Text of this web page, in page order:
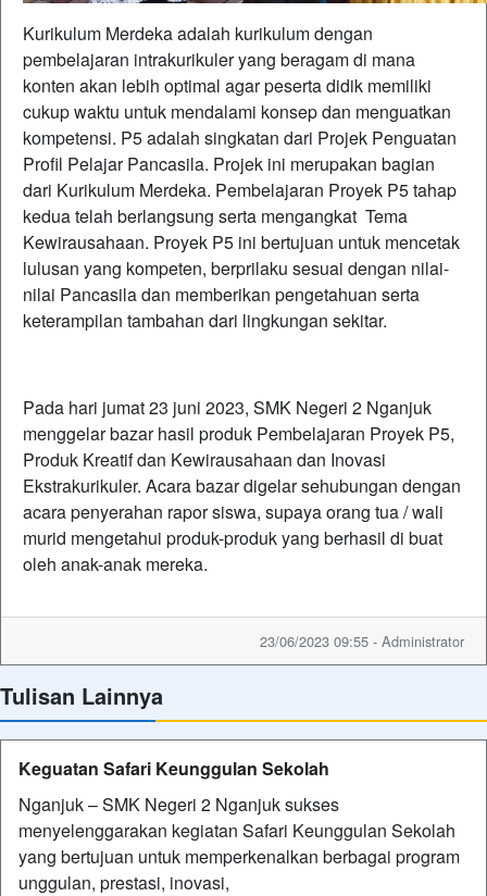
Kurikulum Merdeka adalah kurikulum dengan
pembelajaran intrakurikuler yang beragam di mana
konten akan lebih optimal agar peserta didik memiliki
cukup waktu untuk mendalami konsep dan menguatkan
kompetensi. P5 adalah singkatan dari Projek Penguatan
Profil Pelajar Pancasila. Projek ini merupakan bagian
dari Kurikulum Merdeka. Pembelajaran Proyek P5 tahap
kedua telah berlangsung serta mengangkat Tema
Kewirausahaan. Proyek P5 ini bertujuan untuk mencetak
lulusan yang kompeten, berprilaku sesuai dengan nilai-
nilai Pancasila dan memberikan pengetahuan serta
keterampilan tambahan dari lingkungan sekitar.
Pada hari jumat 23 juni 2023, SMK Negeri 2 Nganjuk
menggelar bazar hasil produk Pembelajaran Proyek P5,
Produk Kreatif dan Kewirausahaan dan Inovasi
Ekstrakurikuler. Acara bazar digelar sehubungan dengan
acara penyerahan rapor siswa, supaya orang tua / wali
murid mengetahui produk-produk yang berhasil di buat
oleh anak-anak mereka.
23/06/2023 09:55 - Administrator
Tulisan Lainnya
Keguatan Safari Keunggulan Sekolah
Nganjuk – SMK Negeri 2 Nganjuk sukses
menyelenggarakan kegiatan Safari Keunggulan Sekolah
yang bertujuan untuk memperkenalkan berbagai program
unggulan, prestasi, inovasi,